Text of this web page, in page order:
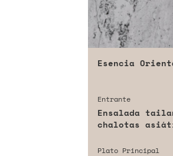
Esencia
Entrante
Ensalada
chalotas
Plato Principal